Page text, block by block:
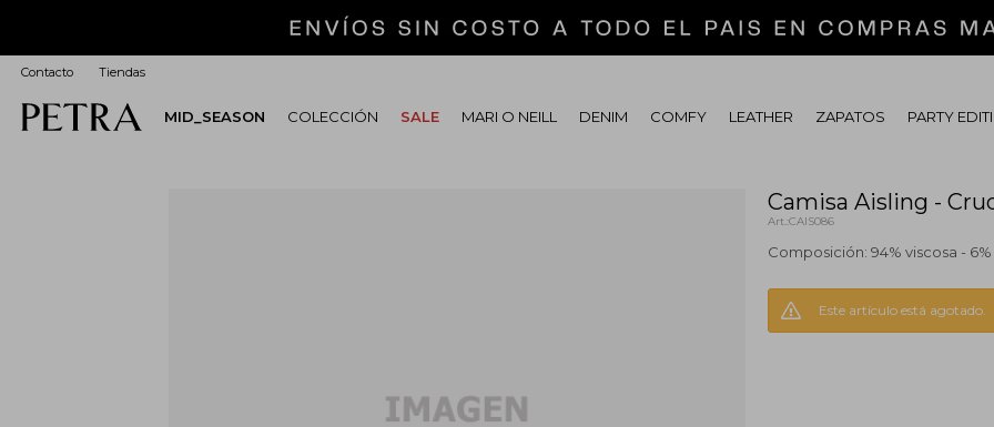
MID_SEASON COLECCIÓN SALE MARI O NEILL DENIM COMFY LEATHER ZAPATOS PARTY
Contacto Tiendas
Camisa Aisling -
CAIS086
Composición: 94% viscosa -
Este artículo está agotado.